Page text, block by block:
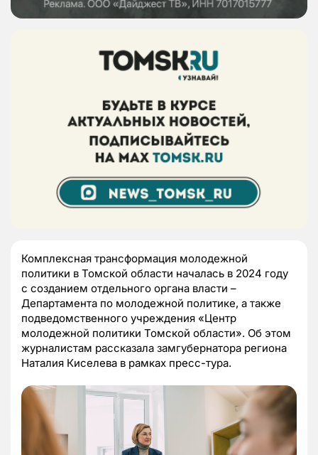
Комплексная трансформация молодежной
политики в Томской области началась в 2024 году
с созданием отдельного органа власти –
Департамента по молодежной политике, а также
подведомственного учреждения «Центр
молодежной политики Томской области». Об этом
журналистам рассказала замгубернатора региона
Наталия Киселева в рамках пресс-тура.